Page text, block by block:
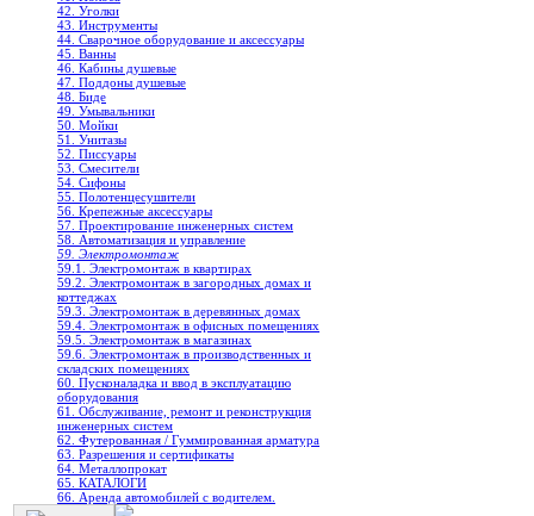
42. Уголки
43. Инструменты
44. Сварочное оборудование и аксессуары
45. Ванны
46. Кабины душевые
47. Поддоны душевые
48. Биде
49. Умывальники
50. Мойки
51. Унитазы
52. Писсуары
53. Смесители
54. Сифоны
55. Полотенцесушители
56. Крепежные аксессуары
57. Проектирование инженерных систем
58. Автоматизация и управление
59. Электромонтаж
59.1. Электромонтаж в квартирах
59.2. Электромонтаж в загородных домах и
коттеджах
59.3. Электромонтаж в деревянных домах
59.4. Электромонтаж в офисных помещениях
59.5. Электромонтаж в магазинах
59.6. Электромонтаж в производственных и
складских помещениях
60. Пусконаладка и ввод в эксплуатацию
оборудования
61. Обслуживание, ремонт и реконструкция
инженерных систем
62. Футерованная / Гуммированная арматура
63. Разрешения и сертификаты
64. Металлопрокат
65. КАТАЛОГИ
66. Аренда автомобилей с водителем.